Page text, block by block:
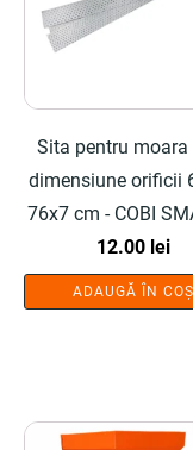
Sita pentru moara
dimensiune orificii
76x7 cm - COBI
12.00 lei
ADAUGĂ ÎN COȘ